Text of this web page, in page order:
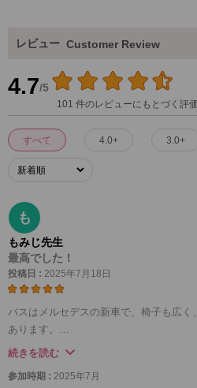
レビュー Customer Review
4.7/5
101 件のレビューにもとづく評価
すべて 4.0+ 3.0+
も
もみじ先生
最高でした！
投稿日 : 2025年7月18日
バスはメルセデスの新車で、椅子も広
あります。
同行して下さったガイドさんもとても丁
方でも大丈夫なくらい薄味でしたが、お
続きを読む
参加時期 : 2025年7月